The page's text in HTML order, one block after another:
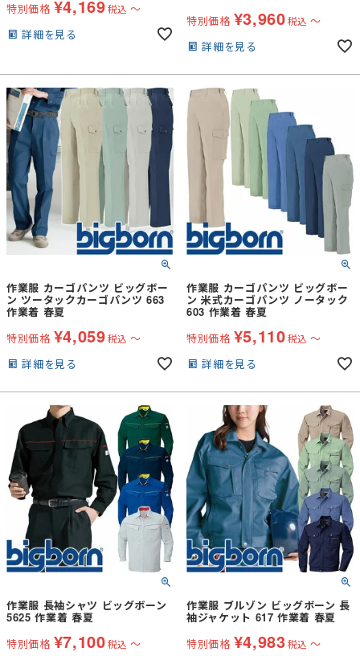
特別価格 ¥4,169税込 〜
詳細を見る
特別価格 ¥3,960税込 〜
詳細を見る
作業服 カーゴパンツ ビッグボー
ン ツータックカーゴパンツ 663
作業着 春夏
特別価格 ¥4,059税込 〜
詳細を見る
作業服 カーゴパンツ ビッグボー
ン 米式カーゴパンツ ノータック
603 作業着 春夏
特別価格 ¥5,110税込 〜
詳細を見る
作業服 長袖シャツ ビッグボーン
5625 作業着 春夏
特別価格 ¥7,100税込 〜
作業服 ブルゾン ビッグボーン 長
袖ジャケット 617 作業着 春夏
特別価格 ¥4,983税込 〜